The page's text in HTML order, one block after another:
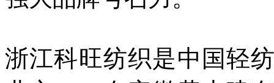
浙江科旺纺织是中国轻